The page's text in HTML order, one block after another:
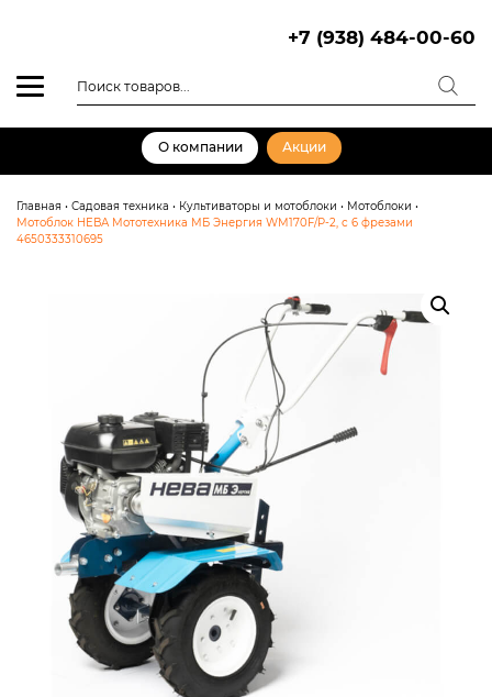
+7 (938) 484-00-60
товаров
О компании Акции
Главная • Садовая техника • Культиваторы и мотоблоки • Мотоблоки •
Мотоблок НЕВА Мототехника МБ Энергия WM170F/P-2, с 6 фрезами
4650333310695